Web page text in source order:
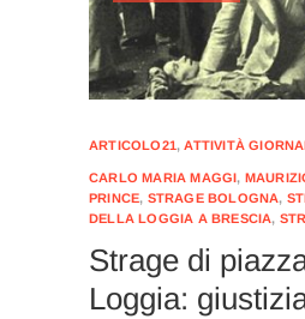
ARTICOLO21,ATTIVITÀ
CARLO MARIA MAGGI,
PRINCE, STRAGE BOLOGNA,
DELLA LOGGIA A BRESCIA,
Strage di
Loggia: